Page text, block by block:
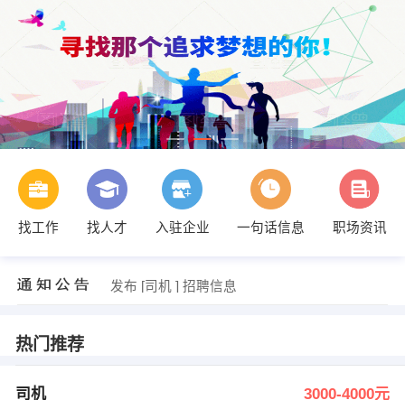
找工作 找人才 入驻企业 一句话信息
职场资讯
发布 [司机 ] 招聘信息
热门推荐
司机 3000-4000元